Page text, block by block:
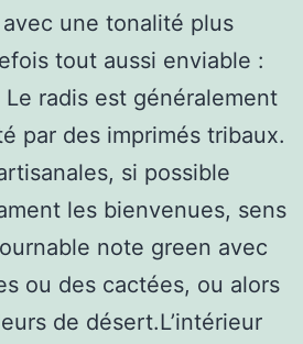
une tonalité plus
tout aussi enviable :
radis est généralement
par des imprimés tribaux.
si possible
les bienvenues, sens
note green avec
ou des cactées, ou alors
de désert.L’intérieur